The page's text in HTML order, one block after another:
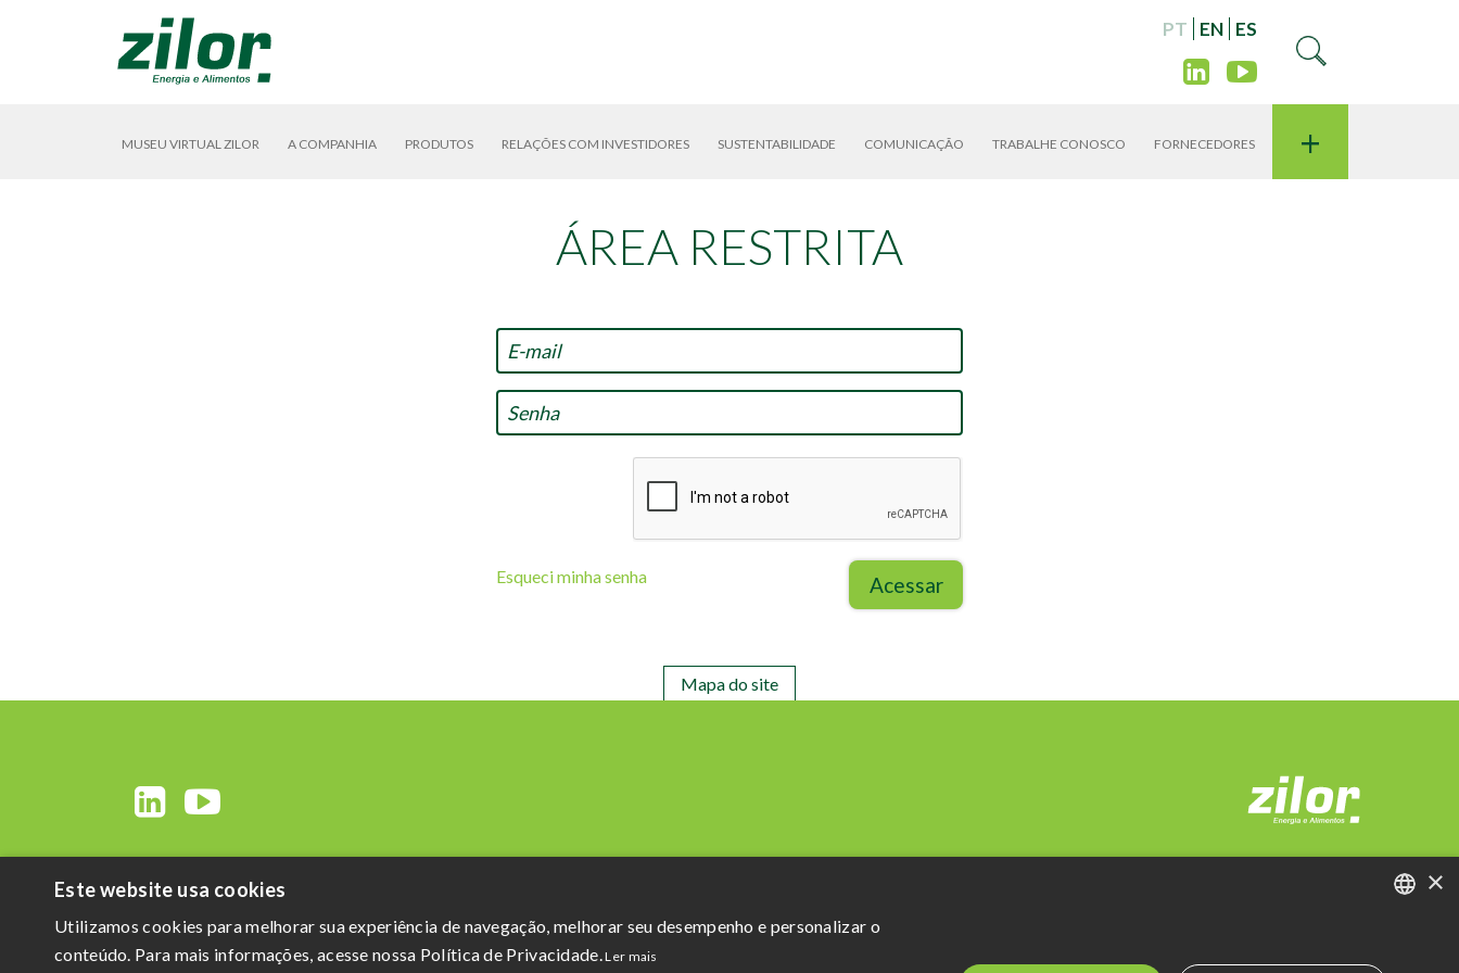
PT EN ES
MUSEU VIRTUAL ZILOR A COMPANHIA PRODUTOS RELAÇÕES COM INVESTIDORES SUSTENTABILIDADE COMUNICAÇÃO TRABALHE CONOSCO FORNECEDORES +
ÁREA RESTRITA
Esqueci minha senha Acessar
Mapa do site
Política de Privacidade
e
×
Este website usa cookies
Utilizamos cookies para melhorar sua experiência de navegação, melhorar seu desempenho e personalizar o
conteúdo. Para mais informações, acesse nossa Política de Privacidade.Ler mais